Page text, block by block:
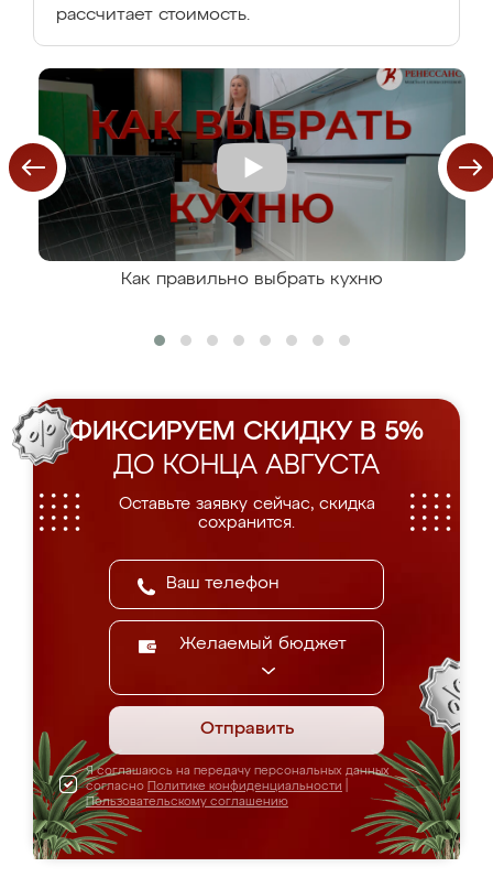
рассчитает стоимость.
Как правильно выбрать кухню
ФИКСИРУЕМ СКИДКУ В 5%
ДО КОНЦА АВГУСТА
Оставьте заявку сейчас, скидка
сохранится.
Желаемый бюджет
Отправить
Я соглашаюсь на передачу персональных данных
согласно Политике конфиденциальности
Пользовательскому соглашению